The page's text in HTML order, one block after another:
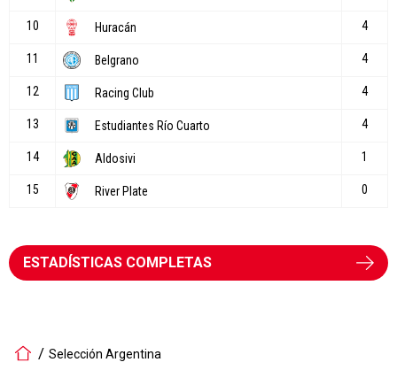
ESTADÍSTICAS COMPLETAS
Selección Argentina